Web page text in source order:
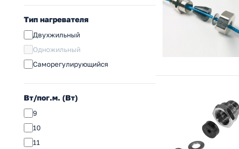
Тип нагревателя
Двухжильный
Одножильный
Саморегулирующийся
Вт/пог.м. (Вт)
9
10
11